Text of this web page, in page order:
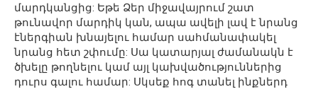
մարդկանցից: Եթե ​​Ձեր միջավայրում շատ
թունավոր մարդիկ կան, ապա ավելի լավ է նրանց
էներգիան խնայելու համար սահմանափակել
նրանց հետ շփումը: Սա կատարյալ ժամանակն է
ծխելը թողնելու կամ այլ կախվածություններից
դուրս գալու համար: Սկսեք հոգ տանել ինքներդ